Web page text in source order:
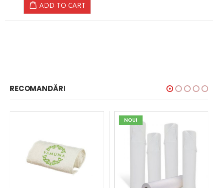
ADD TO CART
RECOMANDĂRI
NOU!